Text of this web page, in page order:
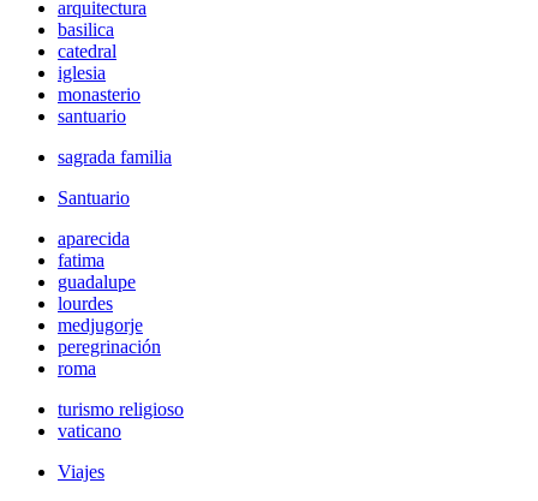
arquitectura
basilica
catedral
iglesia
monasterio
santuario
sagrada familia
Santuario
aparecida
fatima
guadalupe
lourdes
medjugorje
peregrinación
roma
turismo religioso
vaticano
Viajes